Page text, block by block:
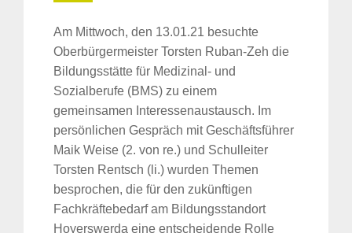
Am Mittwoch, den 13.01.21 besuchte
Oberbürgermeister Torsten Ruban-Zeh die
Bildungsstätte für Medizinal- und
Sozialberufe (BMS) zu einem
gemeinsamen Interessenaustausch. Im
persönlichen Gespräch mit Geschäftsführer
Maik Weise (2. von re.) und Schulleiter
Torsten Rentsch (li.) wurden Themen
besprochen, die für den zukünftigen
Fachkräftebedarf am Bildungsstandort
Hoyerswerda eine entscheidende Rolle